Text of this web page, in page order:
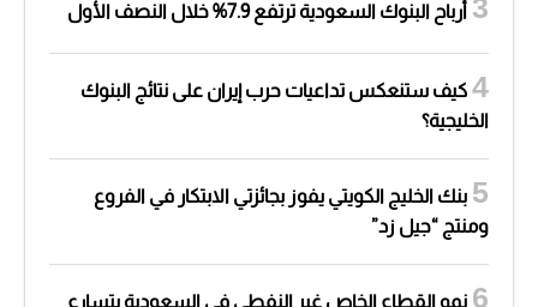
أرباح البنوك السعودية ترتفع 7.9% خلال النصف الأول
كيف ستنعكس تداعيات حرب إيران على نتائج البنوك
الخليجية؟
بنك الخليج الكويتي يفوز بجائزتي الابتكار في الفروع
ومنتج “جيل زد”
نمو القطاع الخاص غير النفطي في السعودية يتسارع